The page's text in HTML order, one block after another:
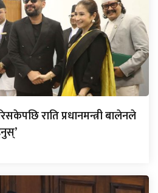
राति प्रधानमन्त्री बालेनले